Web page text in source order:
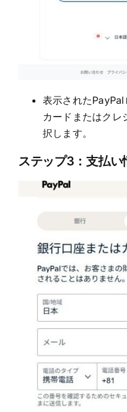
表示されたPayPal
カードまたはクレ
択します。
ステップ3：支払い